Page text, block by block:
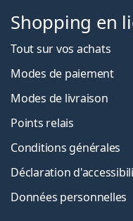
Shopping en
Tout sur vos achats
Modes de paiement
Modes de livraison
Points relais
Conditions générales
Déclaration
Données personnelles